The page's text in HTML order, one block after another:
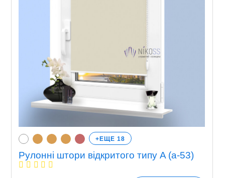
+ЕЩЕ 18
Рулонні штори відкритого типу A (a-53)